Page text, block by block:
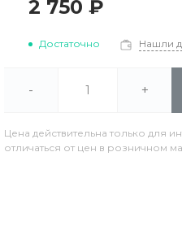
2 750 ₽
Достаточно Нашли
- +
Цена действительна только для
отличаться от цен в розничном